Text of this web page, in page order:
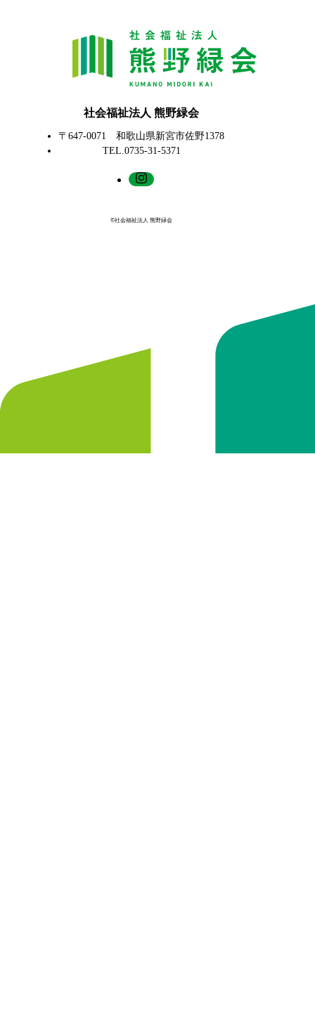
社会福祉法人 熊野緑会
〒647-0071 和歌山県新宮市佐野1378
TEL.0735-31-5371
©社会福祉法人 熊野緑会